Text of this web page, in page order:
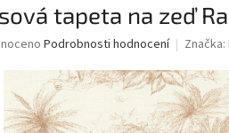
tapeta na zeď
Podrobnosti hodnocení Značka: